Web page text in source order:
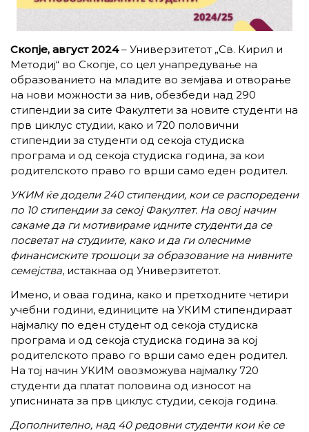
Скопје, август 2024– Универзитетот „Св. Кирил и
Методиј“ во Скопје, со цел унапредување на
образованието на младите во земјава и отворање
на нови можности за нив, обезбеди над 290
стипендии за сите Факултети за новите студенти на
прв циклус студии, како и 720 половични
стипендии за студенти од секоја студиска
програма и од секоја студиска година, за кои
родителското право го врши само еден родител.
УКИМ ќе додели 240 стипендии, кои се распоредени
по 10 стипендии за секој Факултет. На овој начин
сакаме да ги мотивираме идните студенти да се
посветат на студиите, како и да ги олесниме
финансиските трошоци за образование на нивните
семејства, истакнаа од Универзитетот.
Имено, и оваа година, како и претходните четири
учебни години, единиците на УКИМ стипендираат
најмалку по еден студент од секоја студиска
програма и од секоја студиска година за кој
родителското право го врши само еден родител.
На тој начин УКИМ овозможува најмалку 720
студенти да платат половина од износот на
уписнината за прв циклус студии, секоја година.
Дополнително, над 40 редовни студенти кои ќе се